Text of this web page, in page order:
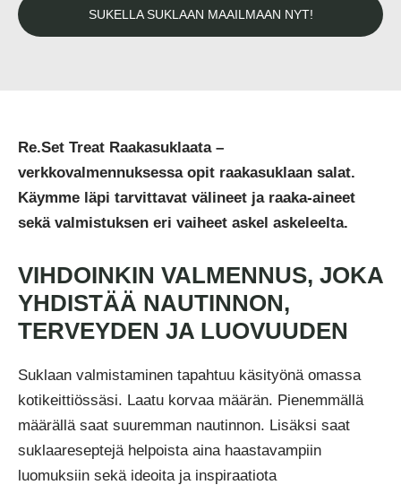
SUKELLA SUKLAAN MAAILMAAN NYT!
Re.Set Treat Raakasuklaata –
verkkovalmennuksessa opit raakasuklaan salat.
Käymme läpi tarvittavat välineet ja raaka-aineet
sekä valmistuksen eri vaiheet askel askeleelta.
VIHDOINKIN VALMENNUS, JOKA
YHDISTÄÄ NAUTINNON,
TERVEYDEN JA LUOVUUDEN
Suklaan valmistaminen tapahtuu käsityönä omassa
kotikeittiössäsi. Laatu korvaa määrän. Pienemmällä
määrällä saat suuremman nautinnon. Lisäksi saat
suklaareseptejä helpoista aina haastavampiin
luomuksiin sekä ideoita ja inspiraatiota